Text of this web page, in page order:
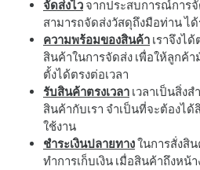
จัดส่งไว จากประสบการณ์การจั
สามารถจัดส่งวัสดุถึงมือท่าน ไ
ความพร้อมของสินค้า เราจึงไ
สินค้าในการจัดส่ง เพื่อให้ลูกค้
ตั้งได้ตรงต่อเวลา
รับสินค้าตรงเวลา เวลาเป็นสิ่ง
สินค้ากับเรา จำเป็นที่จะต้องไ
ใช้งาน
ชำระเงินปลายทางในการสั่งสิน
ทำการเก็บเงิน เมื่อสินค้าถึงหน้